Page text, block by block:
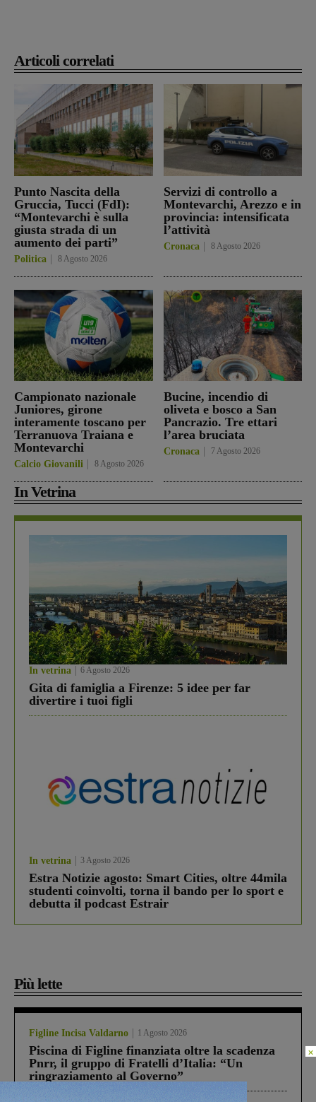
Articoli correlati
Punto Nascita della
Gruccia, Tucci (FdI):
“Montevarchi è sulla
giusta strada di un
aumento dei parti”
Politica 8 Agosto 2026
Servizi di controllo a
Montevarchi, Arezzo e in
provincia: intensificata
l’attività
Cronaca 8 Agosto 2026
Campionato nazionale
Juniores, girone
interamente toscano per
Terranuova Traiana e
Montevarchi
Calcio Giovanili 8 Agosto 2026
Bucine, incendio di
oliveta e bosco a San
Pancrazio. Tre ettari
l’area bruciata
Cronaca 7 Agosto 2026
In Vetrina
In vetrina 6 Agosto 2026
Gita di famiglia a Firenze: 5 idee per far
divertire i tuoi figli
In vetrina 3 Agosto 2026
Estra Notizie agosto: Smart Cities, oltre 44mila
studenti coinvolti, torna il bando per lo sport e
debutta il podcast Estrair
Più lette
Figline Incisa Valdarno 1 Agosto 2026
Piscina di Figline finanziata oltre la scadenza
Pnrr, il gruppo di Fratelli d’Italia: “Un
ringraziamento al Governo”
×